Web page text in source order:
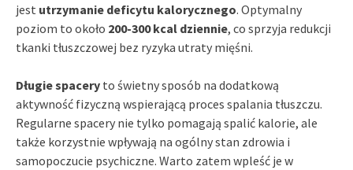
jest utrzymanie deficytu kalorycznego. Optymalny
poziom to około 200-300 kcal dziennie, co sprzyja redukcji
tkanki tłuszczowej bez ryzyka utraty mięśni.
Długie spacery to świetny sposób na dodatkową
aktywność fizyczną wspierającą proces spalania tłuszczu.
Regularne spacery nie tylko pomagają spalić kalorie, ale
także korzystnie wpływają na ogólny stan zdrowia i
samopoczucie psychiczne. Warto zatem wpleść je w